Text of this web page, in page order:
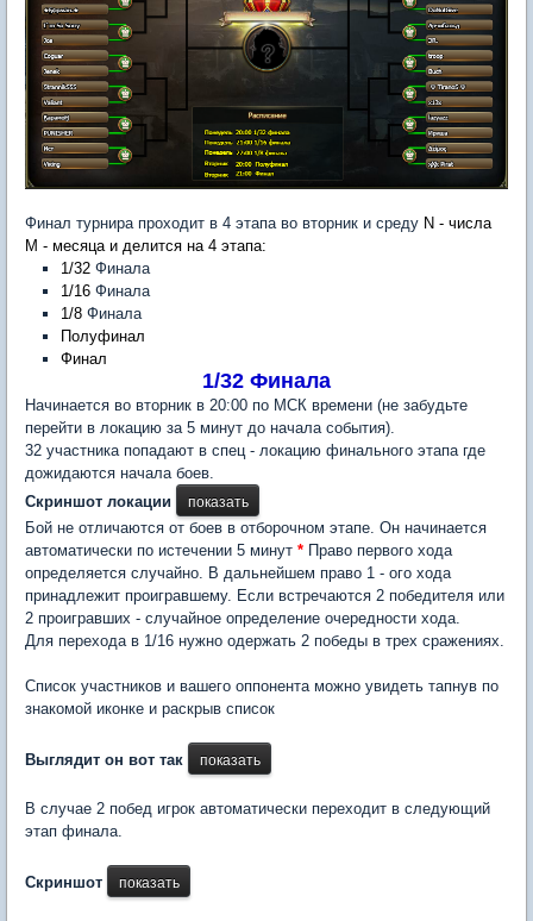
Финал турнира проходит в 4 этапа во вторник и среду N - числа
M - месяца и делится на 4 этапа:
1/32 Финала
1/16 Финала
1/8 Финала
Полуфинал
Финал
1/32 Финала
Начинается во вторник в 20:00 по МСК времени (не забудьте
перейти в локацию за 5 минут до начала события).
32 участника попадают в спец - локацию финального этапа где
дожидаются начала боев.
Скриншот локации
Бой не отличаются от боев в отборочном этапе. Он начинается
автоматически по истечении 5 минут * Право первого хода
определяется случайно. В дальнейшем право 1 - ого хода
принадлежит проигравшему. Если встречаются 2 победителя или
2 проигравших - случайное определение очередности хода.
Для перехода в 1/16 нужно одержать 2 победы в трех сражениях.
Список участников и вашего оппонента можно увидеть тапнув по
знакомой иконке и раскрыв список
Выглядит он вот так
В случае 2 побед игрок автоматически переходит в следующий
этап финала.
Скриншот